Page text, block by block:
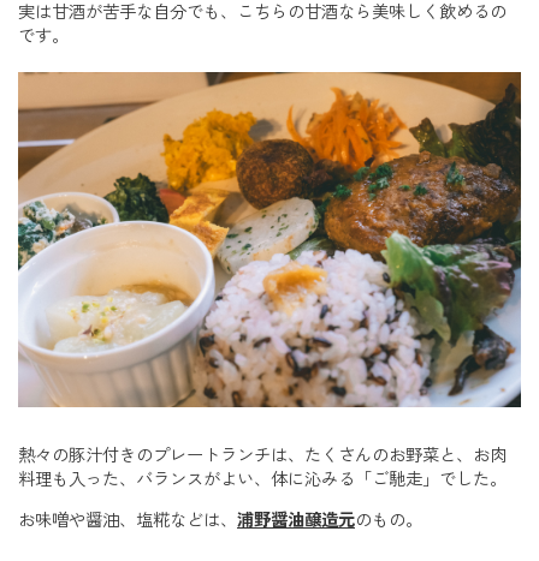
実は甘酒が苦手な自分でも、こちらの甘酒なら美味しく飲めるの
です。
熱々の豚汁付きのプレートランチは、たくさんのお野菜と、お肉
料理も入った、バランスがよい、体に沁みる「ご馳走」でした。
お味噌や醤油、塩糀などは、 浦野醤油醸造元のもの。